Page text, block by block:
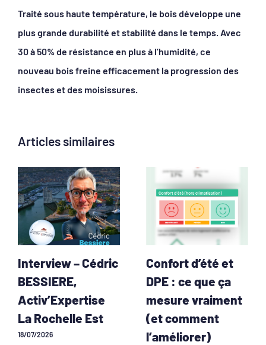
Traité sous haute température, le bois développe une
plus grande durabilité et stabilité dans le temps. Avec
30 à 50% de résistance en plus à l’humidité, ce
nouveau bois freine efficacement la progression des
insectes et des moisissures.
Articles similaires
Interview – Cédric
BESSIERE,
Activ’Expertise
La Rochelle Est
18/07/2026
Confort d’été et
DPE : ce que ça
mesure vraiment
(et comment
l’améliorer)